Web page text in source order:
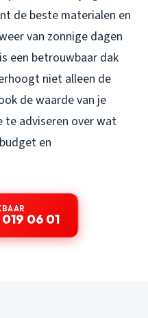
de beste materialen en
van zonnige dagen
een betrouwbaar dak
niet alleen de
de waarde van je
te adviseren over wat
en
06 01